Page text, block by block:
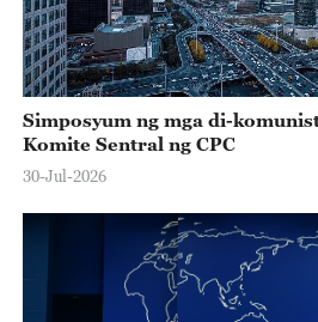
Simposyum ng mga di-
Komite Sentral ng CPC
30-Jul-2026